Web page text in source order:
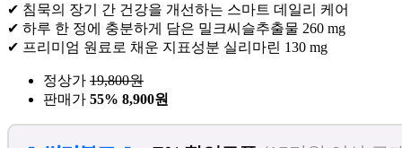
✔ 침묵의 장기 간 건강을 개선하는 스마트 데일리 케어
✔ 하루 한 정에 충분하게 담은 밀크씨슬추출물 260 mg
✔ 프리미엄 원료로 채운 지표성분 실리마린 130 mg
정상가 19,800원
판매가 55% 8,900원